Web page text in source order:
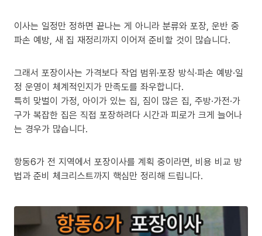
이사는 일정만 정하면 끝나는 게 아니라 분류와 포장, 운반 중
파손 예방, 새 집 재정리까지 이어져 준비할 것이 많습니다.
그래서 포장이사는 가격보다 작업 범위·포장 방식·파손 예방·일
정 운영이 체계적인지가 만족도를 좌우합니다.
특히 맞벌이 가정, 아이가 있는 집, 짐이 많은 집, 주방·가전·가
구가 복잡한 집은 직접 포장하려다 시간과 피로가 크게 늘어나
는 경우가 많습니다.
항동6가 전 지역에서 포장이사를 계획 중이라면, 비용 비교 방
법과 준비 체크리스트까지 핵심만 정리해 드립니다.